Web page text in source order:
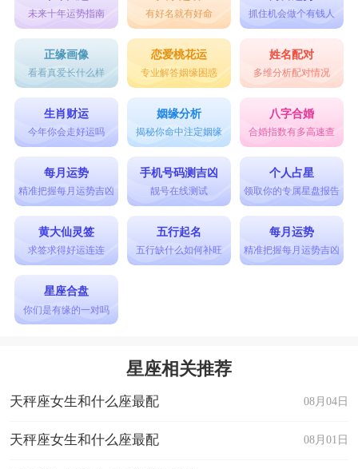
未来十年运势指南 有好名就有好命 抓住机会做个有钱人
正缘画像
看看真爱长什么样
恋爱桃花运
专业解答姻缘困惑
姓名配对
多维分析配对情况
生肖财运
今年你会走好运吗
姻缘分析
揭秘你命中注定姻缘
八字合婚
合婚指数有多高速查
每月运势
精准把握每月运势吉凶
手机号码测吉凶
靓号在线测试
个人占星
领取你的专属星盘报告
黄大仙灵签
求签求得好运连连
五行起名
五行缺什么如何补旺
每月运势
精准把握每月运势吉凶
星座合盘
你们是有缘的一对吗
星座相关推荐
08月04日
天秤座女生和什么座最配
08月01日
天秤座女生和什么座最配